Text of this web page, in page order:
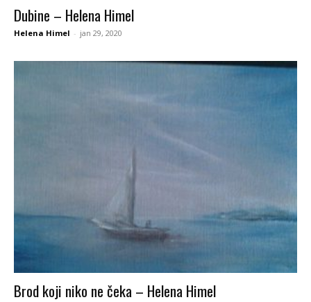
Dubine – Helena Himel
Helena Himel - jan 29, 2020
Brod koji niko ne čeka – Helena Himel